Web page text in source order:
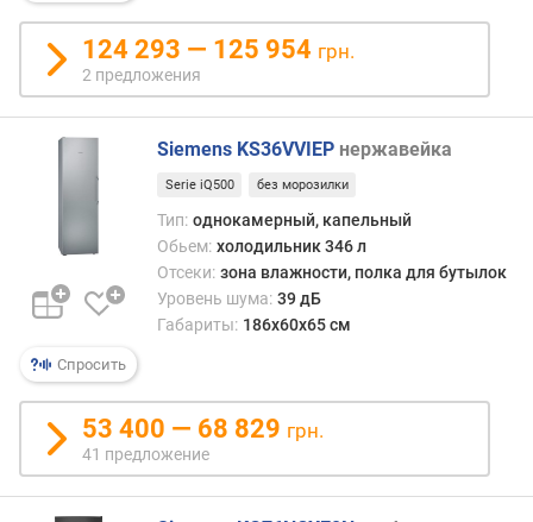
о
и
ь
н
м
е
р
о
б
ъ
124 293 — 125 954 грн.
2 предложения
Спросить
Siemens KS36VVIEP нержавейка
Serie iQ500 без морозилки
Тип: однокамерный, капельный
Обьем: холодильник 346 л
Отсеки: зона влажности, полка для бутылок
Уровень шума: 39 дБ
Габариты: 186х60х65 см
53 400 — 68 829 грн.
41 предложение